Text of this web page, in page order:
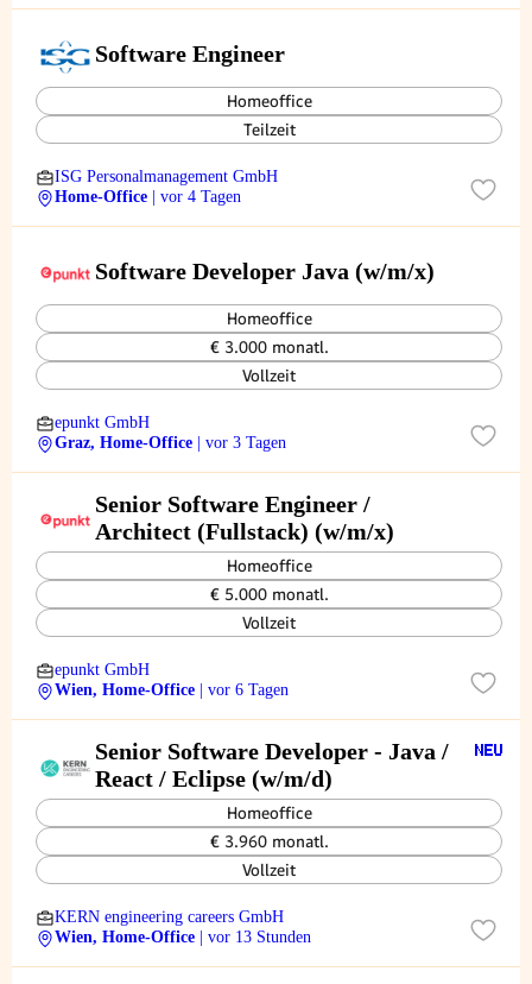
Software Engineer
Homeoffice
Teilzeit
ISG Personalmanagement GmbH
Home-Office
| vor 4 Tagen
Software Developer Java (w/m/x)
Homeoffice
€ 3.000 monatl.
Vollzeit
epunkt GmbH
Graz, Home-Office
| vor 3 Tagen
Senior Software Engineer /
Architect (Fullstack) (w/m/x)
Homeoffice
€ 5.000 monatl.
Vollzeit
epunkt GmbH
Wien, Home-Office
| vor 6 Tagen
Senior Software Developer - Java /
React / Eclipse (w/m/d)
Homeoffice
€ 3.960 monatl.
Vollzeit
KERN engineering careers GmbH
Wien, Home-Office
| vor 13 Stunden